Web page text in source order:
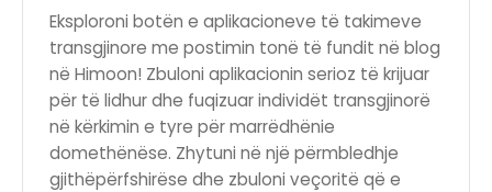
Eksploroni botën e aplikacioneve të takimeve
transgjinore me postimin tonë të fundit në blog
në Himoon! Zbuloni aplikacionin serioz të krijuar
për të lidhur dhe fuqizuar individët transgjinorë
në kërkimin e tyre për marrëdhënie
domethënëse. Zhytuni në një përmbledhje
gjithëpërfshirëse dhe zbuloni veçoritë që e